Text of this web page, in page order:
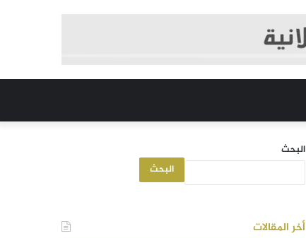
البحث
البحث
أخر المقالات